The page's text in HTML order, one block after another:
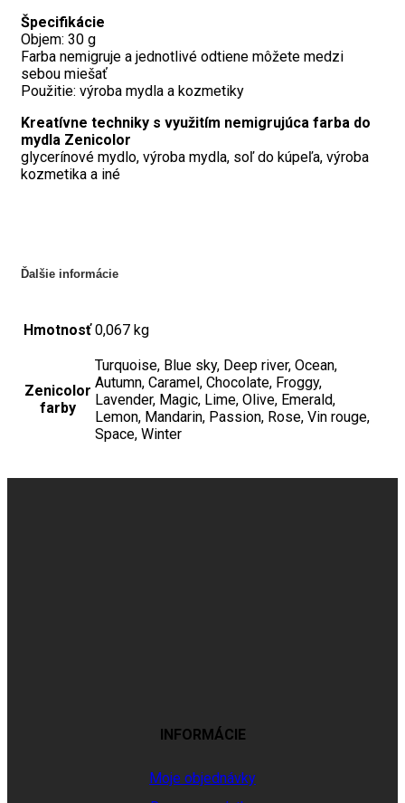
Špecifikácie
Objem: 30 g
Farba nemigruje a jednotlivé odtiene môžete medzi
sebou miešať
Použitie: výroba mydla a kozmetiky
Kreatívne techniky s využitím nemigrujúca farba do
mydla Zenicolor
glycerínové mydlo, výroba mydla, soľ do kúpeľa, výroba
kozmetika a iné
Ďalšie informácie
Hmotnosť 0,067 kg
Zenicolor
farby
Turquoise, Blue sky, Deep river, Ocean,
Autumn, Caramel, Chocolate, Froggy,
Lavender, Magic, Lime, Olive, Emerald,
Lemon, Mandarin, Passion, Rose, Vin rouge,
Space, Winter
INFORMÁCIE
Moje objednávky